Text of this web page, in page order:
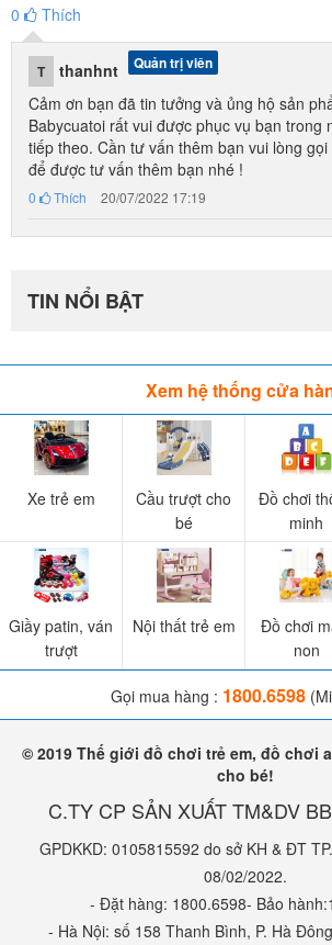
0
Thích
T thanhnt Quản trị viên
Cảm ơn bạn đã tin tưởng và ủng hộ sản
Babycuatoi rất vui được phục vụ bạn trong
tiếp theo. Cần tư vấn thêm bạn vui lòng
để được tư vấn thêm bạn nhé !
0 Thích 20/07/2022 17:19
TIN NỔI BẬT
Xem hệ thống cửa
Xe trẻ em
Cầu trượt cho
bé
Đồ chơi
minh
Giầy patin, ván
trượt
Nội thất trẻ em
Đồ chơi
non
Gọi mua hàng : 1800.6598
© 2019 Thế giới đồ chơi trẻ em, đồ chơi
cho bé!
C.TY CP SẢN XUẤT TM&DV
GPDKKD: 0105815592 do sở KH & ĐT
08/02/2022.
- Đặt hàng: 1800.6598- Bảo
- Hà Nội: số 158 Thanh Bình, P. Hà